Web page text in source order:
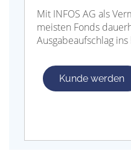
Mit INFOS AG als
meisten Fonds
Ausgabeaufschlag
Kunde werden